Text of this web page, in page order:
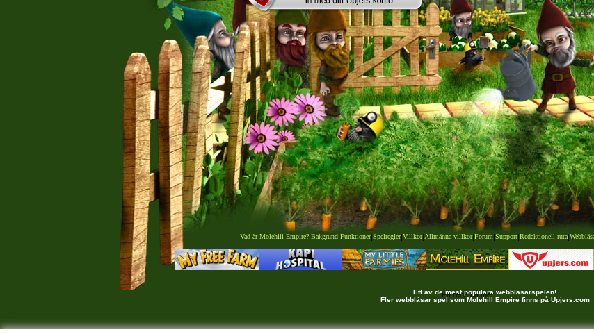
Ett av de mest populära webbläsarspelen!
Fler webbläsar spel som Molehill Empire finns på Upjers.com
Få reda på mer
Vad är Molehill Empire?|Bakgrund|Funktioner|Spelregler|Villkor|Allmänna villkor|Forum|Support|Redaktionell ruta|